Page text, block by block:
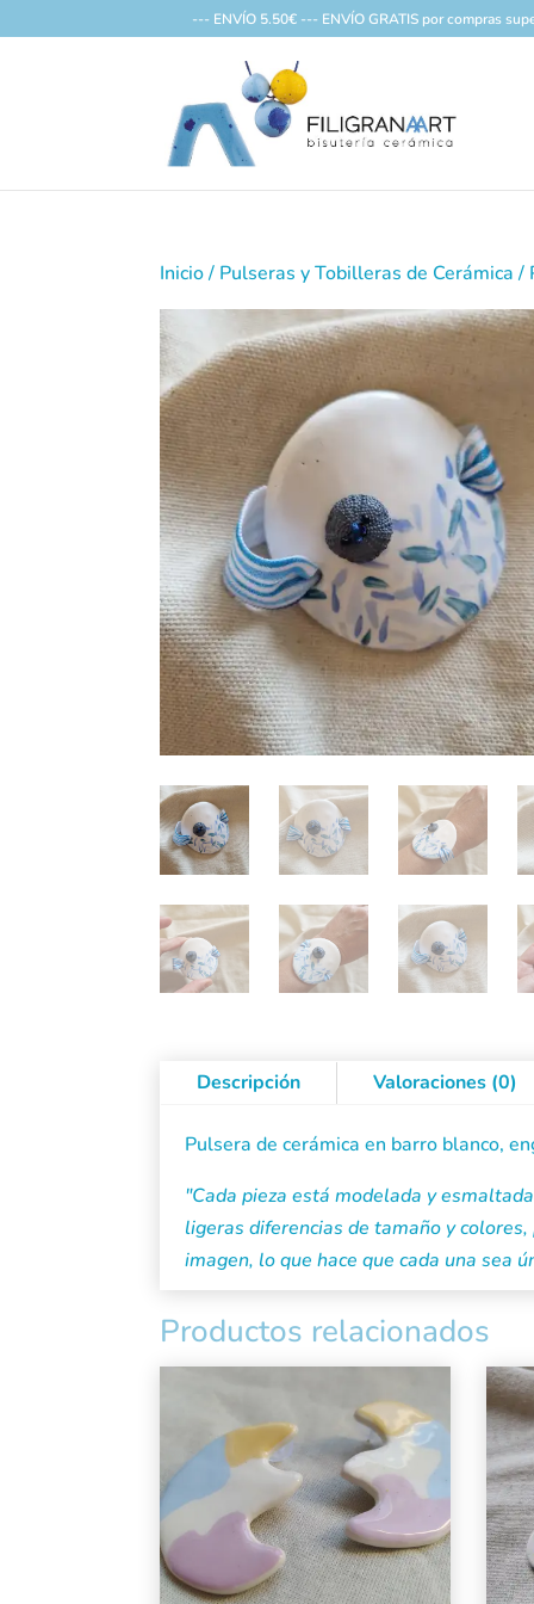
--- ENVÍO 5.50€ --- ENVÍO GRATIS por compras
Inicio/ Pulseras y Tobilleras de Cerámica /
Descripción Valoraciones (0)
Pulsera de cerámica en barro blanco,
"Cada pieza está modelada y
ligeras diferencias de tamaño y
imagen, lo que hace que cada una sea
Productos relacionados